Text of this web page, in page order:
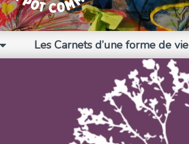
Les Carnets d’une forme de vie